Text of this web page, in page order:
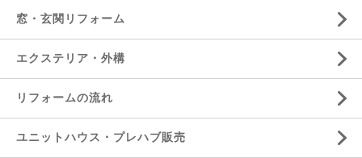
窓・玄関リフォーム
エクステリア・外構
リフォームの流れ
ユニットハウス・プレハブ販売